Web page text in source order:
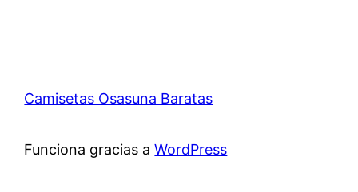
Camisetas Osasuna Baratas
Funciona gracias aWordPress